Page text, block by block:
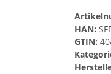
HAN:
GTIN: